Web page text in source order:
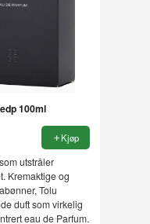
100ml
Kjøp
utstråler
Kremaktige og
Tolu
duft som virkelig
eau de Parfum.